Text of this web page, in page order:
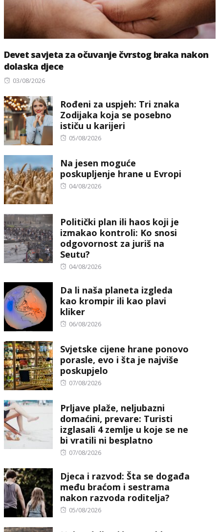
Devet savjeta za očuvanje čvrstog braka nakon
dolaska djece
Posted
03/08/2026
Rođeni za uspjeh: Tri znaka
Zodijaka koja se posebno
ističu u karijeri
Posted
05/08/2026
Na jesen moguće
poskupljenje hrane u Evropi
Posted
04/08/2026
Politički plan ili haos koji je
izmakao kontroli: Ko snosi
odgovornost za juriš na
Seutu?
Posted
04/08/2026
Da li naša planeta izgleda
kao krompir ili kao plavi
kliker
Posted
06/08/2026
Svjetske cijene hrane ponovo
porasle, evo i šta je najviše
poskupjelo
Posted
07/08/2026
Prljave plaže, neljubazni
domaćini, prevare: Turisti
izglasali 4 zemlje u koje se ne
bi vratili ni besplatno
Posted
07/08/2026
Djeca i razvod: Šta se događa
među braćom i sestrama
nakon razvoda roditelja?
Posted
05/08/2026